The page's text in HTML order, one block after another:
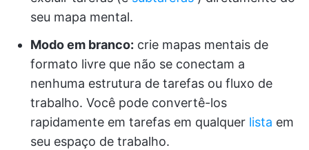
seu mapa mental.
Modo em branco: crie mapas mentais de
formato livre que não se conectam a
nenhuma estrutura de tarefas ou fluxo de
trabalho. Você pode convertê-los
rapidamente em tarefas em qualquer lista em
seu espaço de trabalho.